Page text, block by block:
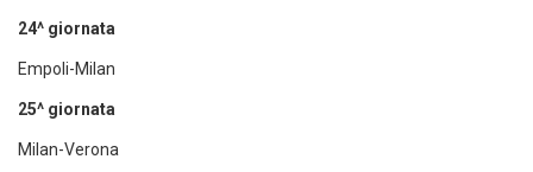
24^ giornata
Empoli-Milan
25^ giornata
Milan-Verona